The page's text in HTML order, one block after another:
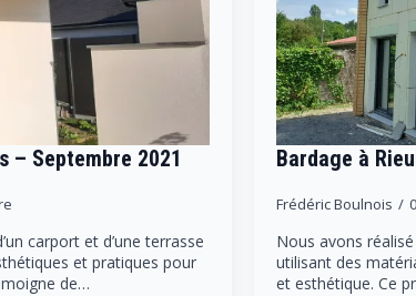
– Septembre 2021
carport et d’une terrasse
et pratiques pour
de…
Bardage à
Frédéric Boulnois
Nous avons réalisé
utilisant des
et esthétique. Ce